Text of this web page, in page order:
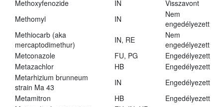
Methoxyfenozide
IN
Visszavont
Methomyl
IN
Nem
engedélyezett
Methiocarb (aka
mercaptodimethur)
IN, RE
Nem
engedélyezett
Metconazole
FU, PG
Engedélyezett
Metazachlor
HB
Engedélyezett
Metarhizium brunneum
strain Ma 43
IN
Engedélyezett
Metamitron
HB
Engedélyezett